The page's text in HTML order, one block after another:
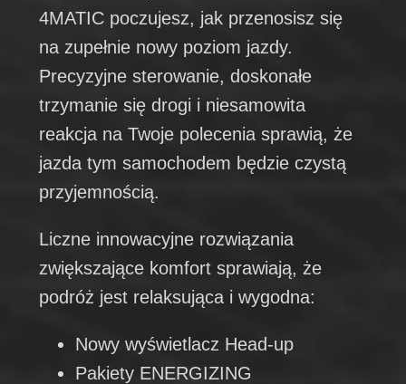
4MATIC poczujesz, jak przenosisz się
na zupełnie nowy poziom jazdy.
Precyzyjne sterowanie, doskonałe
trzymanie się drogi i niesamowita
reakcja na Twoje polecenia sprawią, że
jazda tym samochodem będzie czystą
przyjemnością.
Liczne innowacyjne rozwiązania
zwiększające komfort sprawiają, że
podróż jest relaksująca i wygodna:
Nowy wyświetlacz Head-up
Pakiety ENERGIZING